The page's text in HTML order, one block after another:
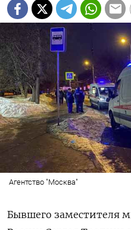
Агентство "Москва"
Бывшего заместителя